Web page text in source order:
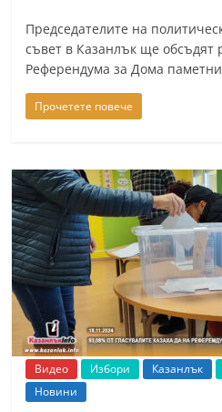
Председателите на
съвет в Казанлък ще обсъдят
Референдума за Дома
Прочетете повече
Видео Избори Казанлък
Новини